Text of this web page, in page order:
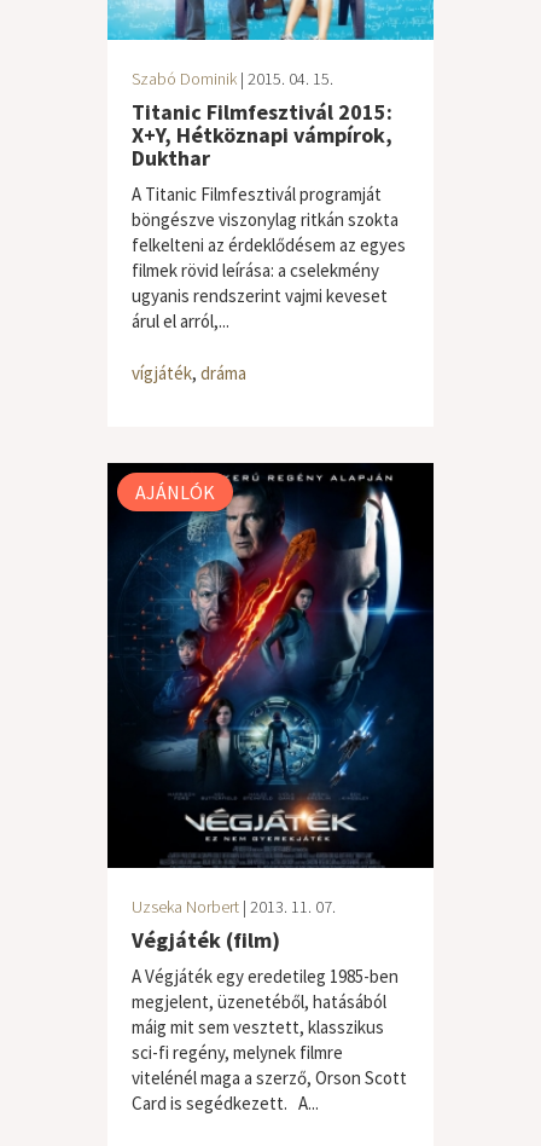
Szabó Dominik | 2015. 04. 15.
Titanic Filmfesztivál 2015:
X+Y, Hétköznapi vámpírok,
Dukthar
A Titanic Filmfesztivál programját
böngészve viszonylag ritkán szokta
felkelteni az érdeklődésem az egyes
filmek rövid leírása: a cselekmény
ugyanis rendszerint vajmi keveset
árul el arról,...
vígjáték, dráma
AJÁNLÓK
Uzseka Norbert | 2013. 11. 07.
Végjáték (film)
A Végjáték egy eredetileg 1985-ben
megjelent, üzenetéből, hatásából
máig mit sem vesztett, klasszikus
sci-fi regény, melynek filmre
vitelénél maga a szerző, Orson Scott
Card is segédkezett. A...